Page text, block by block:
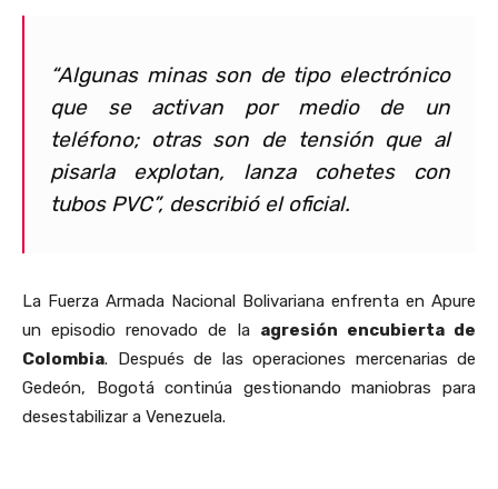
“Algunas minas son de tipo electrónico
que se activan por medio de un
teléfono; otras son de tensión que al
pisarla explotan, lanza cohetes con
tubos PVC”, describió el oficial.
La Fuerza Armada Nacional Bolivariana enfrenta en Apure
un episodio renovado de la agresión encubierta de
Colombia. Después de las operaciones mercenarias de
Gedeón, Bogotá continúa gestionando maniobras para
desestabilizar a Venezuela.